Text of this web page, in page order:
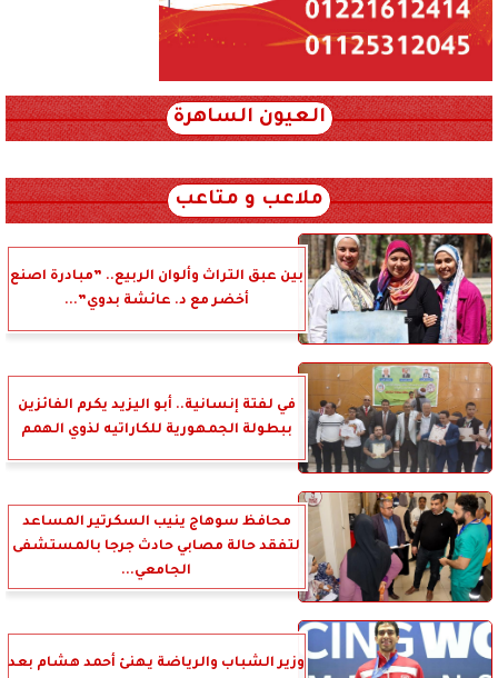
العيون الساهرة
ملاعب و متاعب
بين عبق التراث وألوان الربيع.. ”مبادرة اصنع
أخضر مع د. عائشة بدوي”...
في لفتة إنسانية.. أبو اليزيد يكرم الفائزين
ببطولة الجمهورية للكاراتيه لذوي الهمم
محافظ سوهاج ينيب السكرتير المساعد
لتفقد حالة مصابي حادث جرجا بالمستشفى
الجامعي...
وزير الشباب والرياضة يهنئ أحمد هشام بعد